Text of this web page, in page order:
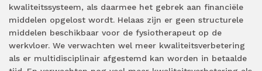
kwaliteitssysteem, als daarmee het gebrek aan financiële
middelen opgelost wordt. Helaas zijn er geen structurele
middelen beschikbaar voor de fysiotherapeut op de
werkvloer. We verwachten wel meer kwaliteitsverbetering
als er multidisciplinair afgestemd kan worden in betaalde